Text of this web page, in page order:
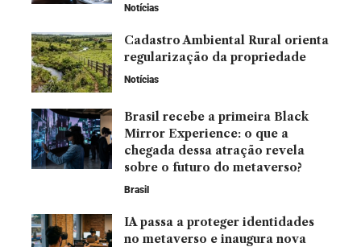
Notícias
Cadastro Ambiental Rural orienta
regularização da propriedade
Notícias
Brasil recebe a primeira Black
Mirror Experience: o que a
chegada dessa atração revela
sobre o futuro do metaverso?
Brasil
IA passa a proteger identidades
no metaverso e inaugura nova